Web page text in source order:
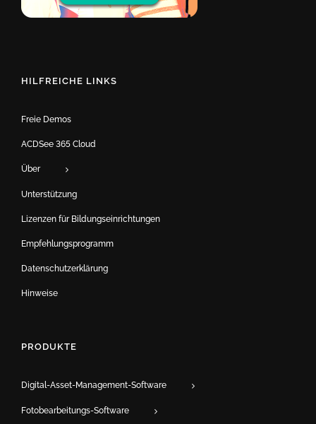
HILFREICHE LINKS
Freie Demos
ACDSee 365 Cloud
Über
Unterstützung
Lizenzen für Bildungseinrichtungen
Empfehlungsprogramm
Datenschutzerklärung
Hinweise
PRODUKTE
Digital-Asset-Management-Software
Fotobearbeitungs-Software